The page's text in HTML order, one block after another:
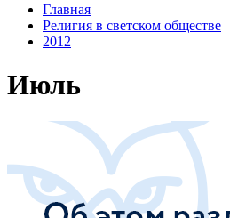
Главная
Религия в светском обществе
2012
Июль